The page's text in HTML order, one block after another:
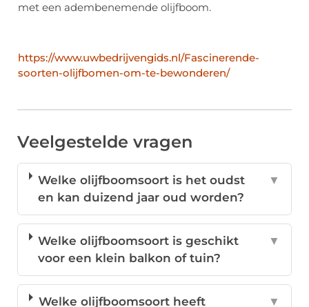
met een adembenemende olijfboom.
https://www.uwbedrijvengids.nl/Fascinerende-
soorten-olijfbomen-om-te-bewonderen/
Veelgestelde vragen
Welke olijfboomsoort is het oudst
en kan duizend jaar oud worden?
▼
Welke olijfboomsoort is geschikt
voor een klein balkon of tuin?
▼
Welke olijfboomsoort heeft ▼